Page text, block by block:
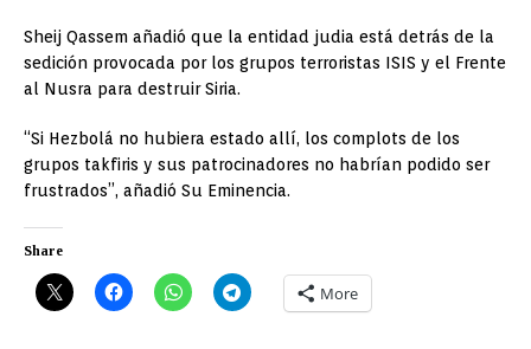
Sheij Qassem añadió que la entidad judia está detrás de la
sedición provocada por los grupos terroristas ISIS y el Frente
al Nusra para destruir Siria.
“Si Hezbolá no hubiera estado allí, los complots de los
grupos takfiris y sus patrocinadores no habrían podido ser
frustrados”, añadió Su Eminencia.
Share
More